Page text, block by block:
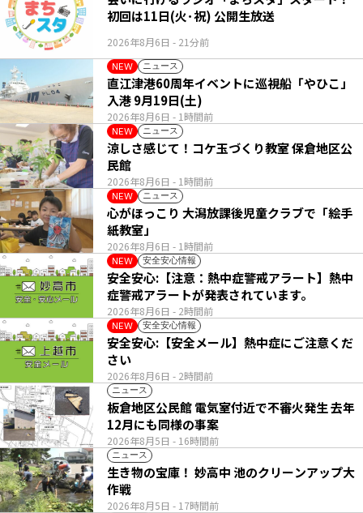
2026年8月6日 - 21分前
初回は11日(火･祝) 公開生放送
NEW ニュース
2026年8月6日 - 1時間前
直江津港60周年イベントに巡視船「やひこ」
入港 9月19日(土)
NEW ニュース
2026年8月6日 - 1時間前
涼しさ感じて！コケ玉づくり教室 保倉地区公
民館
NEW ニュース
2026年8月6日 - 1時間前
心がほっこり 大潟放課後児童クラブで「絵手
紙教室」
NEW 安全安心情報
2026年8月6日 - 2時間前
安全安心:【注意：熱中症警戒アラート】熱中
症警戒アラートが発表されています。
NEW 安全安心情報
2026年8月6日 - 2時間前
安全安心:【安全メール】熱中症にご注意くだ
さい
ニュース
2026年8月5日 - 16時間前
板倉地区公民館 電気室付近で不審火発生 去年
12月にも同様の事案
ニュース
2026年8月5日 - 17時間前
生き物の宝庫！ 妙高中 池のクリーンアップ大
作戦